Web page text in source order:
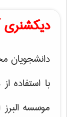
دیکشنری
دانشجویان
با استفاده
موسسه